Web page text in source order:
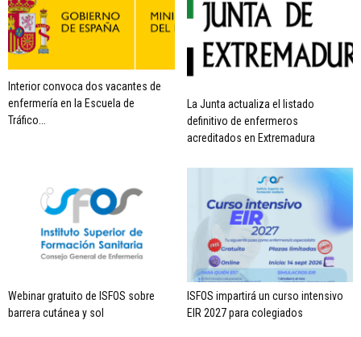
Interior convoca dos vacantes de
enfermería en la Escuela de
Tráfico...
La Junta actualiza el listado
definitivo de enfermeros
acreditados en Extremadura
Webinar gratuito de ISFOS sobre
barrera cutánea y sol
ISFOS impartirá un curso intensivo
EIR 2027 para colegiados